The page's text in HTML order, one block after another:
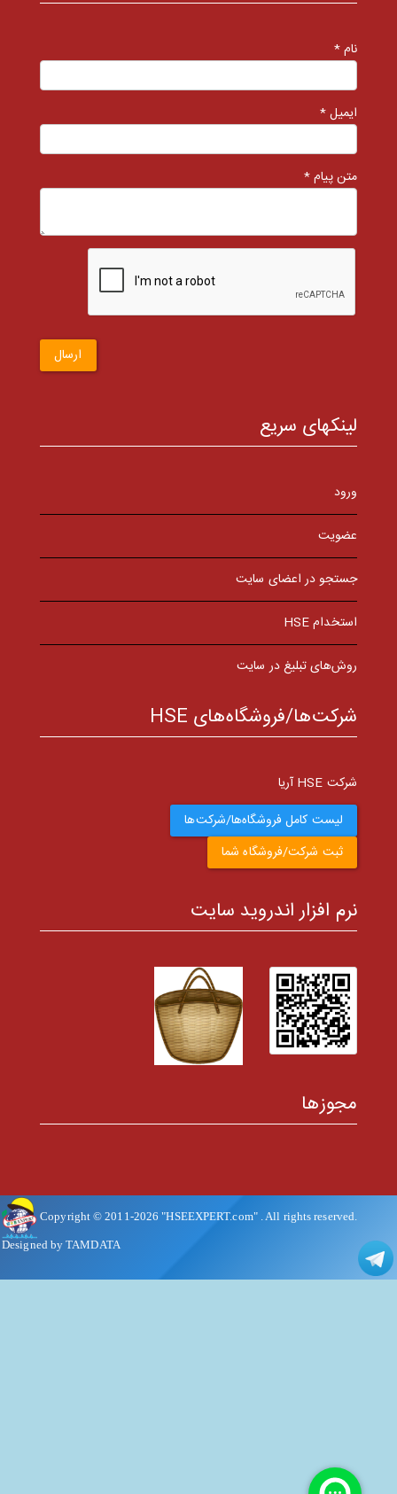
نام *
ایمیل *
متن پیام *
ارسال
لینکهای سریع
ورود
عضویت
جستجو در اعضای سایت
استخدام HSE
روش‌های تبلیغ در سایت
شرکت‌ها/فروشگاه‌های HSE
شرکت HSE آریا
لیست کامل فروشگاه‌ها/شرکت‌ها
ثبت شرکت/فروشگاه شما
نرم افزار اندروید سایت
مجوزها
Copyright © 2011-2026 "HSEEXPERT.com". All rights reserved.
Designed by TAMDATA